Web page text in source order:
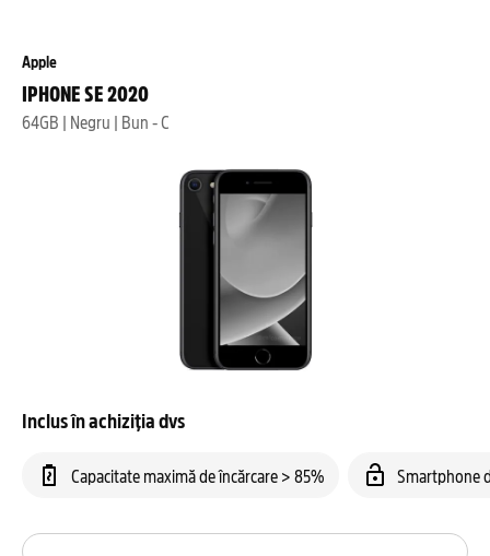
Apple
IPHONE SE 2020
64GB | Negru | Bun - C
Inclus în achiziția dvs
Capacitate maximă de încărcare > 85% Smartphone